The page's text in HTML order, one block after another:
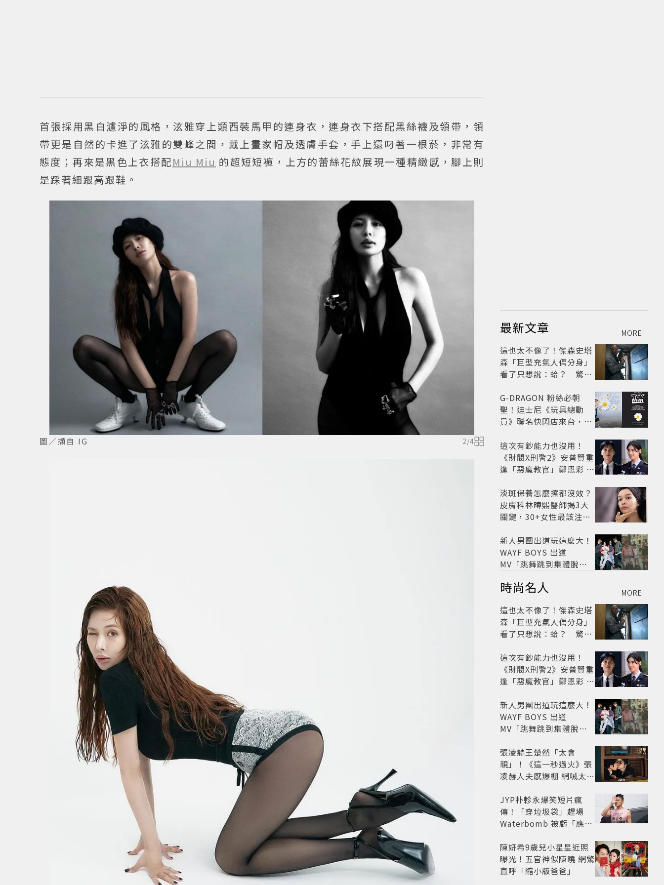
首張採用黑白濾淨的風格，泫雅穿上類西裝馬甲的連身衣，連身衣下搭配黑絲襪及領帶，領
帶更是自然的卡進了泫雅的雙峰之間，戴上畫家帽及透膚手套，手上還叼著一根菸，非常有
態度；再來是黑色上衣搭配Miu Miu 的超短短褲，上方的蕾絲花紋展現一種精緻感，腳上則
是踩著細跟高跟鞋。
圖／擷自 IG 2/4
最新文章 MORE
這也太不像了！傑森史塔
森「巨型充氣人偶分身」
看了只想說：蛤？ 驚喜
G-DRAGON 粉絲必朝
聖！迪士尼《玩具總動
員》聯名快閃店來台，限
這次有鈔能力也沒用！
《財閥X刑警2》安普賢重
逢「惡魔教官」鄭恩彩 首
紅盤
淡斑保養怎麼擦都沒效？
皮膚科林暐熙醫師揭3大
關鍵，30+女性最該注意
新人男團出道玩這麼大！
WAYF BOYS 出道
MV「跳舞跳到集體脫
影片爆紅
時尚名人 MORE
這也太不像了！傑森史塔
森「巨型充氣人偶分身」
看了只想說：蛤？ 驚喜
這次有鈔能力也沒用！
《財閥X刑警2》安普賢重
逢「惡魔教官」鄭恩彩 首
紅盤
新人男團出道玩這麼大！
WAYF BOYS 出道
MV「跳舞跳到集體脫
影片爆紅
張凌赫王楚然「太會
親」！《這一秒過火》張
凌赫人夫感爆棚 網喊太有
JYP朴軫永爆笑短片瘋
傳！「穿垃圾袋」趕場
Waterbomb 被虧「應該
陳妍希9歲兒小星星近照
曝光！五官神似陳曉 網驚
直呼「縮小版爸爸」